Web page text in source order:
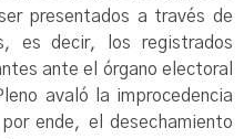
presentados a través de
es decir, los registrados
ante el órgano electoral
avaló la improcedencia
ende, el desechamiento